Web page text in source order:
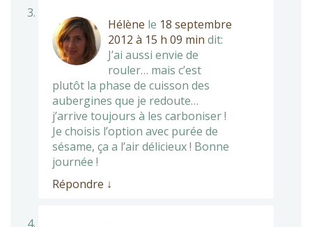
Hélène le 18 septembre
2012 à 15 h 09 min dit:
J’ai aussi envie de
rouler… mais c’est
plutôt la phase de cuisson des
aubergines que je redoute…
j’arrive toujours à les carboniser !
Je choisis l’option avec purée de
sésame, ça a l’air délicieux ! Bonne
journée !
Répondre ↓